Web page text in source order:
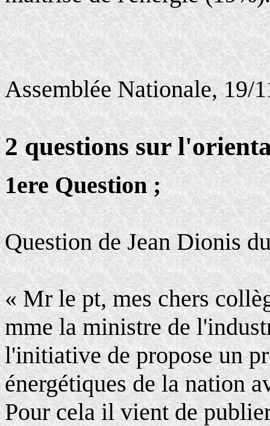
Assemblée Nationale, 19/
2 questions sur
1ere Question ;
Question de Jean Dionis
« Mr le pt, mes chers
mme la ministre de
l'initiative de propose un
énergétiques de la nation
Pour cela il vient de